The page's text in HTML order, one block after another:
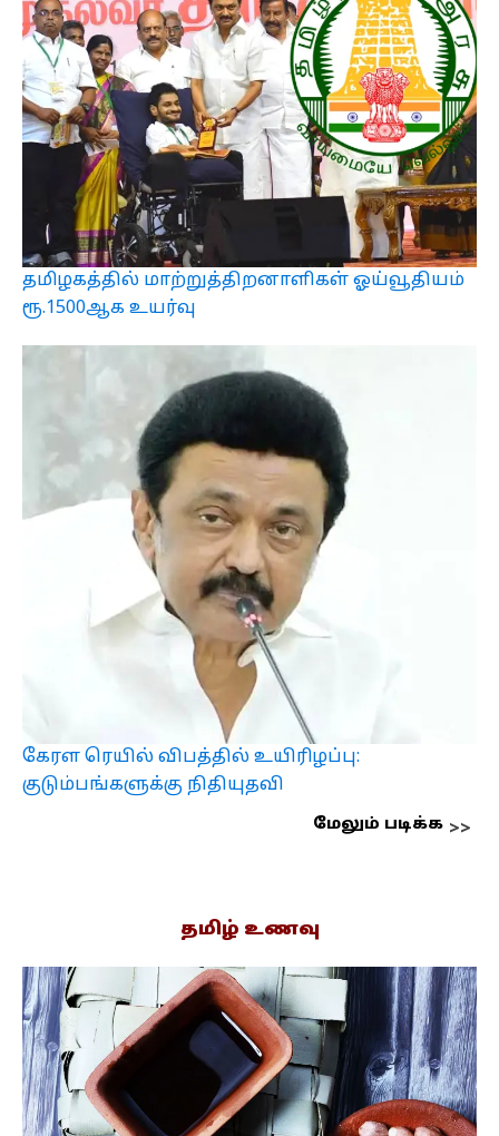
தமிழகத்தில் மாற்றுத்திறனாளிகள் ஓய்வூதியம்
ரூ.1500ஆக உயர்வு
கேரள ரெயில் விபத்தில் உயிரிழப்பு:
குடும்பங்களுக்கு நிதியுதவி
மேலும் படிக்க
தமிழ் உணவு